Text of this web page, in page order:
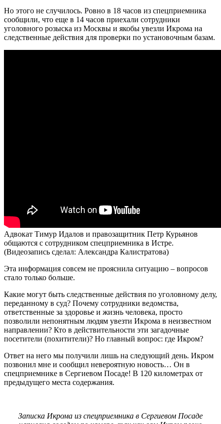
Но этого не случилось. Ровно в 18 часов из спецприемника
сообщили, что еще в 14 часов приехали сотрудники
уголовного розыска из Москвы и якобы увезли Икрома на
следственные действия для проверки по установочным базам.
Адвокат Тимур Идалов и правозащитник Петр Курьянов
общаются с сотрудником спецприемника в Истре.
(Видеозапись сделал: Александра Калистратова)
Эта информация совсем не прояснила ситуацию – вопросов
стало только больше.
Какие могут быть следственные действия по уголовному делу,
переданному в суд? Почему сотрудники ведомства,
ответственные за здоровье и жизнь человека, просто
позволили непонятным людям увезти Икрома в неизвестном
направлении? Кто в действительности эти загадочные
посетители (похитители)? Но главный вопрос: где Икром?
Ответ на него мы получили лишь на следующий день. Икром
позвонил мне и сообщил невероятную новость… Он в
спецприемнике в Сергиевом Посаде! В 120 километрах от
предыдущего места содержания.
Записка Икрома из спецприемника в Сергиевом Посаде